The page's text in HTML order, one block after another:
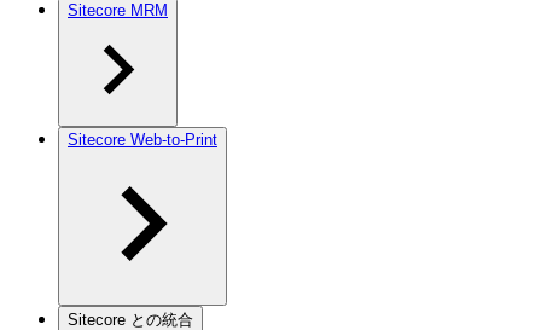
Sitecore MRM
Sitecore Web-to-Print
Sitecore との統合